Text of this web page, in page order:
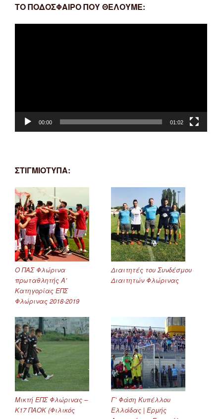
ΤΟ ΠΟΔΟΣΦΑΙΡΟ ΠΟΥ ΘΕΛΟΥΜΕ:
00:00 01:02
ΣΤΙΓΜΙΟΤΥΠΑ:
Ο ΠΑΣ Φλώρινα
πρωταθλητής Α’
Κατηγορίας ΕΠΣ
Φλώρινας 2018-2019
Διαιτητές του Συνδέσμου
Διαιτητών Φλώρινας
Μικτή ΕΠΣ Φλώρινας –
Κ17 ΠΑΟΚ (Φιλικός
Γ’ Φάση Κυπέλλου
Ελλάδας | Ερμής